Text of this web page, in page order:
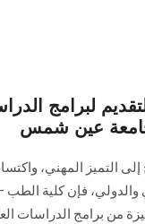
لبرامج
عين شمس
إلى التميز المهني،
والدولي، فإن كلية
من برامج الدراسات